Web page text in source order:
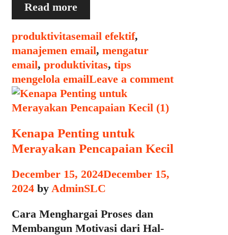
Read moreTips
Mengelola
Email
dengan
Efektif
agar
Tidak
Menumpuk
Categories
produktivitasTags
email efektif,
manajemen email, mengatur
email, produktivitas, tips
mengelola emailLeave a comment
Kenapa Penting untuk
Merayakan Pencapaian Kecil
December 15, 2024December 15,
2024 by AdminSLC
Cara Menghargai Proses dan
Membangun Motivasi dari Hal-